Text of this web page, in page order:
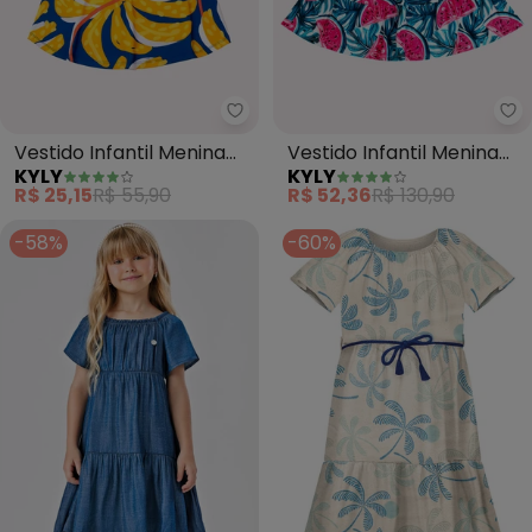
Kyly - Vestido Infantil Menina
Vestido Infantil Menina
Estampado (Azul)
KYLY
R$ 25,15R$ 55,90
Vestido Infantil Menina
Melancia (Azul Marinho)
KYLY
R$ 52,36R$ 130,90
-58%
-60%